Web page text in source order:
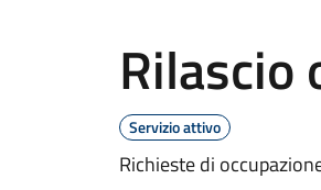
Rilascio
Servizio attivo
Richieste di